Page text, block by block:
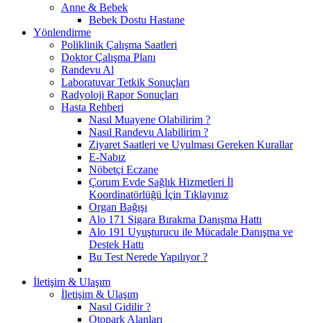
Anne & Bebek
Bebek Dostu Hastane
Yönlendirme
Poliklinik Çalışma Saatleri
Doktor Çalışma Planı
Randevu Al
Laboratuvar Tetkik Sonuçları
Radyoloji Rapor Sonuçları
Hasta Rehberi
Nasıl Muayene Olabilirim ?
Nasıl Randevu Alabilirim ?
Ziyaret Saatleri ve Uyulması Gereken Kurallar
E-Nabız
Nöbetçi Eczane
Çorum Evde Sağlık Hizmetleri İl
Koordinatörlüğü İçin Tıklayınız
Organ Bağışı
Alo 171 Sigara Bırakma Danışma Hattı
Alo 191 Uyuşturucu ile Mücadale Danışma ve
Destek Hattı
Bu Test Nerede Yapılıyor ?
İletişim & Ulaşım
İletişim & Ulaşım
Nasıl Gidilir ?
Otopark Alanları